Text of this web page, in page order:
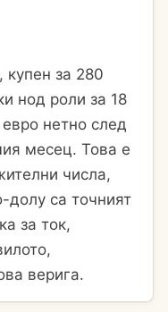
купен за 280
нод роли за 18
нетно след
месец. Това е
числа,
долу са точният
за ток,
верига.